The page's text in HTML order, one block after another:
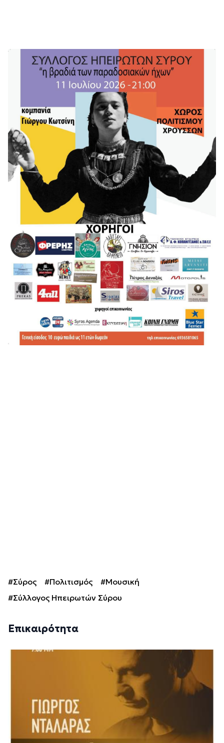
#Σύρος #Πολιτισμός
#Μουσική
#Σύλλογος Ηπειρωτών Σύρου
Επικαιρότητα